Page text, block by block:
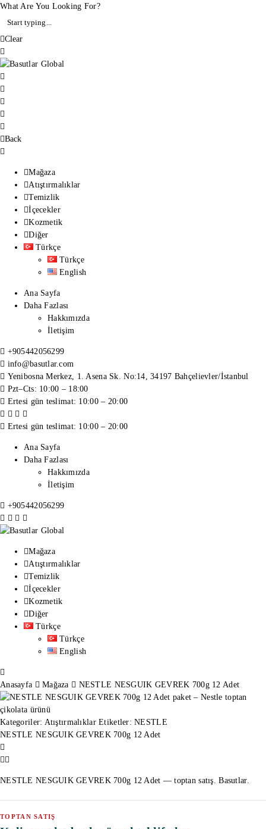
What Are You Looking For?
Clear
Back
Mağaza
Atıştırmalıklar
Temizlik
İçecekler
Kozmetik
Diğer
Türkçe
Türkçe
English
Ana Sayfa
Daha Fazlası
Hakkımızda
İletişim
+905442056299
info@basutlar.com
Yenibosna Merkez, 1. Asena Sk. No:14, 34197 Bahçelievler/İstanbul
Pzt–Cts: 10:00 – 18:00
Ertesi gün teslimat: 10:00 – 20:00
Ertesi gün teslimat: 10:00 – 20:00
Ana Sayfa
Daha Fazlası
Hakkımızda
İletişim
+905442056299
Mağaza
Atıştırmalıklar
Temizlik
İçecekler
Kozmetik
Diğer
Türkçe
Türkçe
English
Anasayfa Mağaza NESTLE NESGUIK GEVREK 700g 12 Adet
Kategoriler: Atıştırmalıklar Etiketler:NESTLE
NESTLE NESGUIK GEVREK 700g 12 Adet
NESTLE NESGUIK GEVREK 700g 12 Adet — toptan satış. Basutlar.
TOPTAN SATIŞ